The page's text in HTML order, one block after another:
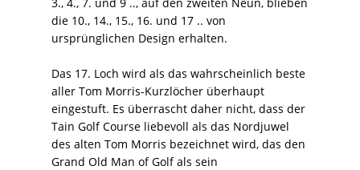
die 10., 14., 15., 16. und 17 .. von
ursprünglichen Design erhalten.
Das 17. Loch wird als das wahrscheinlich beste
aller Tom Morris-Kurzlöcher überhaupt
eingestuft. Es überrascht daher nicht, dass der
Tain Golf Course liebevoll als das Nordjuwel
des alten Tom Morris bezeichnet wird, das den
Grand Old Man of Golf als sein